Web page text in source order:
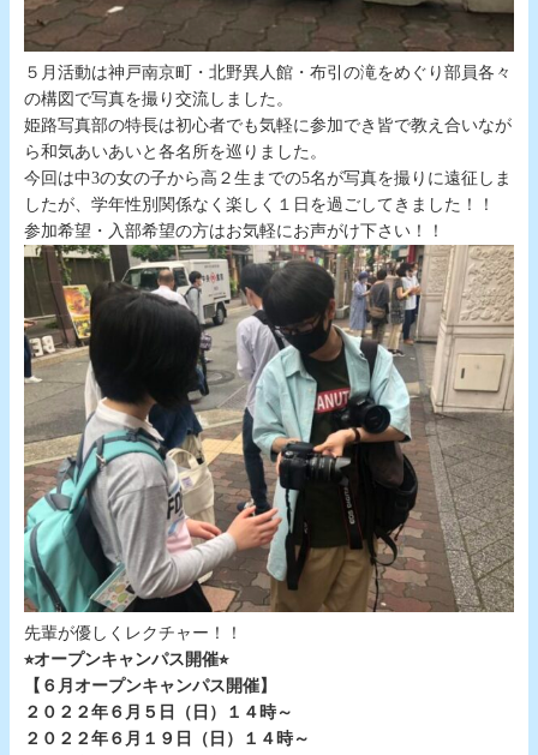
５月活動は神戸南京町・北野異人館・布引の滝をめぐり部員各々
の構図で写真を撮り交流しました。
姫路写真部の特長は初心者でも気軽に参加でき皆で教え合いなが
ら和気あいあいと各名所を巡りました。
今回は中3の女の子から高２生までの5名が写真を撮りに遠征しま
したが、学年性別関係なく楽しく１日を過ごしてきました！！
参加希望・入部希望の方はお気軽にお声がけ下さい！！
先輩が優しくレクチャー！！
⭐︎オープンキャンパス開催⭐︎
【６月オープンキャンパス開催】
２０２２年６月５日（日）１４時～
２０２２年６月１９日（日）１４時～